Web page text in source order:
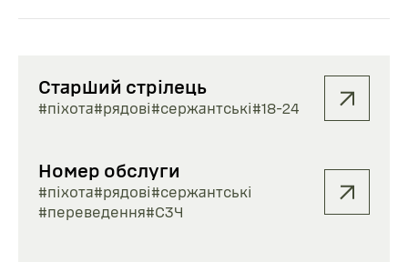
Старший стрілець
#піхота#рядові#сержантські#18-24
Номер обслуги
#піхота#рядові#сержантські
#переведення#СЗЧ